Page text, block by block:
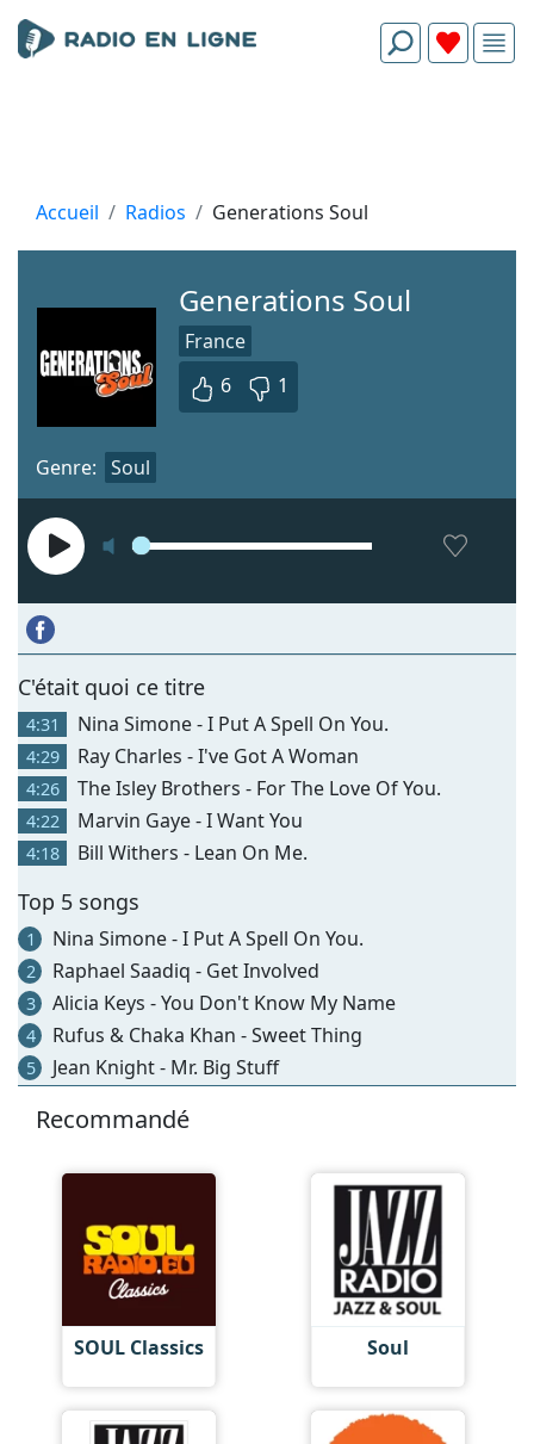
Accueil Radios Generations Soul
Generations Soul
France
6
1
Genre: Soul
C'était quoi ce titre
4:31 Nina Simone - I Put A Spell On You.
4:29 Ray Charles - I've Got A Woman
4:26 The Isley Brothers - For The Love Of You.
4:22 Marvin Gaye - I Want You
4:18 Bill Withers - Lean On Me.
Top 5 songs
1 Nina Simone - I Put A Spell On You.
2 Raphael Saadiq - Get Involved
3 Alicia Keys - You Don't Know My Name
4 Rufus & Chaka Khan - Sweet Thing
5 Jean Knight - Mr. Big Stuff
Recommandé
SOUL Classics Soul